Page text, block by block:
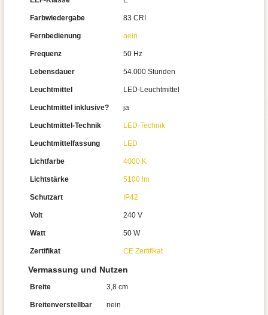
Farbwiedergabe 83 CRI
Fernbedienung nein
Frequenz 50 Hz
Lebensdauer 54.000 Stunden
Leuchtmittel LED-Leuchtmittel
Leuchtmittel inklusive? ja
Leuchtmittel-Technik LED-Technik
Leuchtmittelfassung LED
Lichtfarbe 4000 K
Lichtstärke 5100 lm
Schutzart IP42
Volt 240 V
Watt 50 W
Zertifikat CE Zertifikat
Vermassung und Nutzen
Breite 3,8 cm
Breitenverstellbar nein